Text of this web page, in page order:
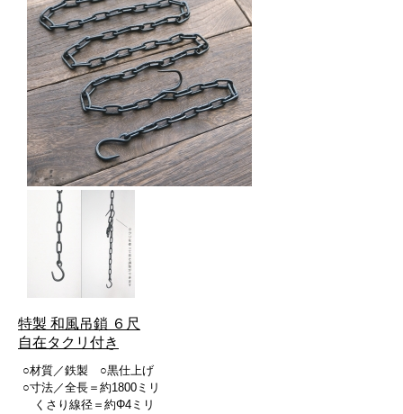
特製 和風吊鎖 ６尺
自在タクリ付き
○材質／鉄製 ○黒仕上げ
○寸法／全長＝約1800ミリ
くさり線径＝約Φ4ミリ